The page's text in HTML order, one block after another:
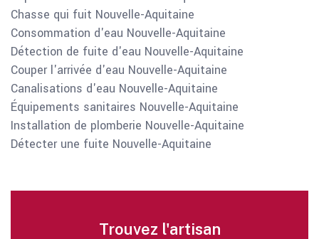
Chasse qui fuit Nouvelle-Aquitaine
Consommation d'eau Nouvelle-Aquitaine
Détection de fuite d'eau Nouvelle-Aquitaine
Couper l'arrivée d'eau Nouvelle-Aquitaine
Canalisations d'eau Nouvelle-Aquitaine
Équipements sanitaires Nouvelle-Aquitaine
Installation de plomberie Nouvelle-Aquitaine
Détecter une fuite Nouvelle-Aquitaine
Trouvez l'artisan